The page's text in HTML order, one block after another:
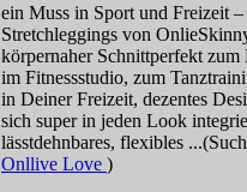
ein Muss in Sport und Freizeit –
Stretchleggings von
körpernaher Schnittperfekt zum
im Fitnessstudio, zum
in Deiner Freizeit, dezentes
sich super in jeden Look
lässtdehnbares, flexibles
Onllive Love )